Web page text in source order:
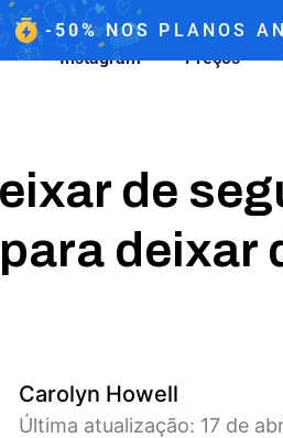
-50%NOS PLANOS
Instagram Preços
de
deixar
Carolyn Howell
Última atualização: 17 de